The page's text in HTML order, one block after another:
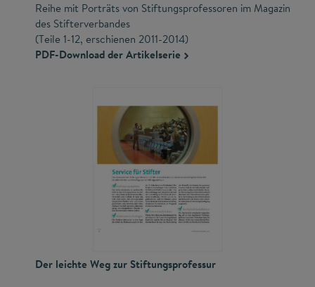
Reihe mit Porträts von Stiftungsprofessoren im Magazin
des Stifterverbandes
(Teile 1-12, erschienen 2011-2014)
PDF-Download der Artikelserie
Der leichte Weg zur Stiftungsprofessur